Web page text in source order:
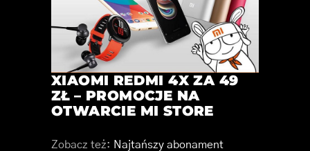
XIAOMI REDMI 4X ZA 49
ZŁ – PROMOCJE NA
OTWARCIE MI STORE
Zobacz też: Najtańszy abonament